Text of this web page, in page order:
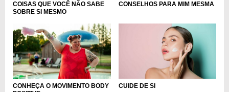
COISAS QUE VOCÊ NÃO SABE
SOBRE SI MESMO
CONSELHOS PARA MIM MESMA
CONHEÇA O MOVIMENTO BODY
CUIDE DE SI